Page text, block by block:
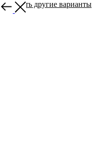
Смотреть другие варианты